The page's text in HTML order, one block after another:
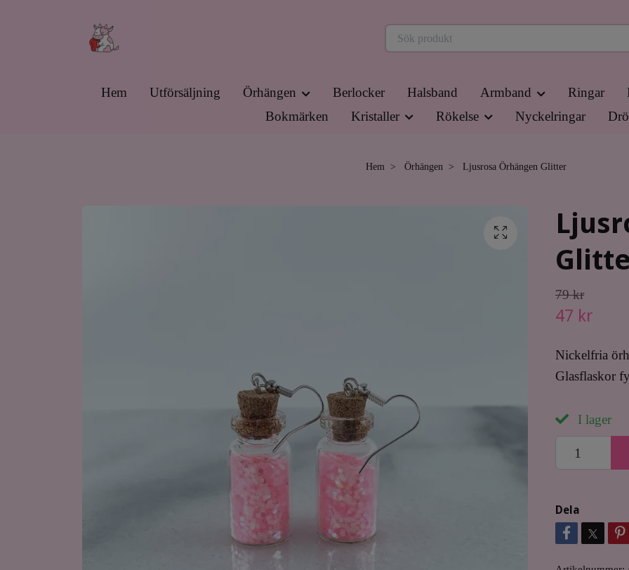
Hem Utförsäljning Örhängen Berlocker Halsband Armband Ringar
Bokmärken
Kristaller Rökelse Nyckelringar
Hem Örhängen Ljusrosa Örhängen Glitter
79 kr
47 kr
Nickelfria
Glasflaskor
I lager
Dela